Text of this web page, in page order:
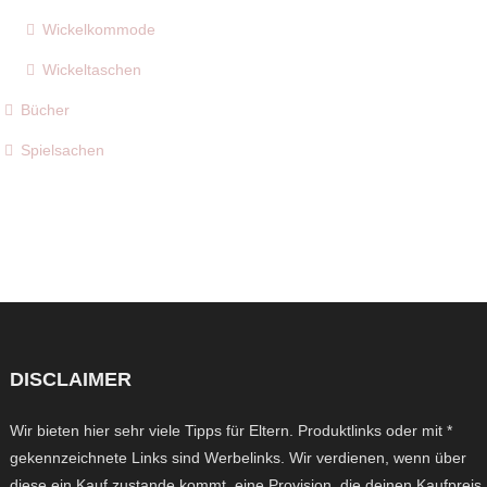
Wickelkommode
Wickeltaschen
Bücher
Spielsachen
DISCLAIMER
Wir bieten hier sehr viele Tipps für Eltern. Produktlinks oder mit *
gekennzeichnete Links sind Werbelinks. Wir verdienen, wenn über